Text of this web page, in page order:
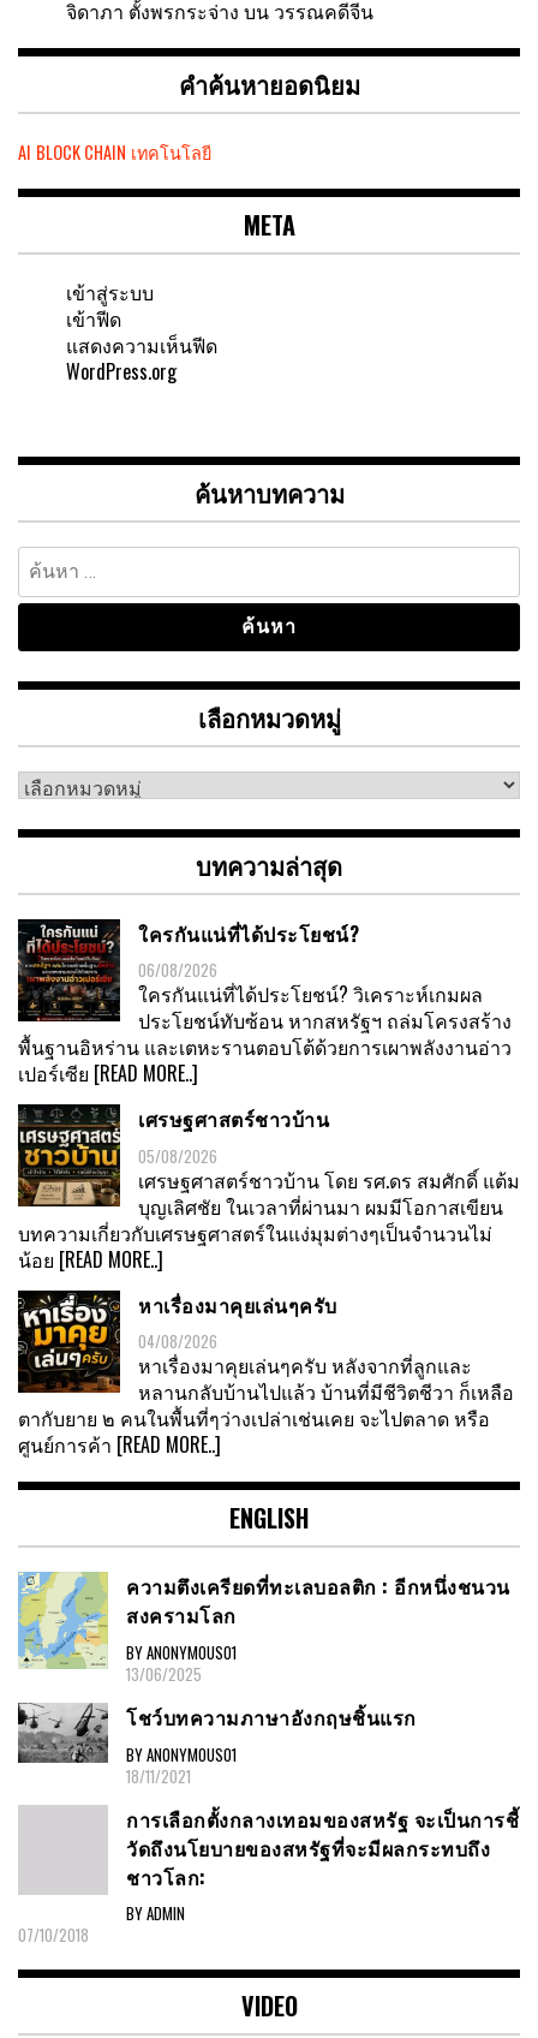
จิดาภา ตั้งพรกระจ่าง บน วรรณคดีจีน
คำค้นหายอดนิยม
AI BLOCK CHAIN เทคโนโลยี
META
เข้าสู่ระบบ
เข้าฟีด
แสดงความเห็นฟีด
WordPress.org
ค้นหาบทความ
ค้นหา
สำหรับ:
เลือกหมวดหมู่
เลือก
หมู่
บทความล่าสุด
ใครกันแน่ที่ได้ประโยชน์?
06/08/2026
ใครกันแน่ที่ได้ประโยชน์? วิเคราะห์เกมผล
ประโยชน์ทับซ้อน หากสหรัฐฯ ถล่มโครงสร้าง
พื้นฐานอิหร่าน และเตหะรานตอบโต้ด้วยการเผาพลังงานอ่าว
เปอร์เซีย [READ MORE..]
เศรษฐศาสตร์ชาวบ้าน
05/08/2026
เศรษฐศาสตร์ชาวบ้าน โดย รศ.ดร สมศักดิ์ แต้ม
บุญเลิศชัย ในเวลาที่ผ่านมา ผมมีโอกาสเขียน
บทความเกี่ยวกับเศรษฐศาสตร์ในแง่มุมต่างๆเป็นจำนวนไม่
น้อย [READ MORE..]
หาเรื่องมาคุยเล่นๆครับ
04/08/2026
หาเรื่องมาคุยเล่นๆครับ หลังจากที่ลูกและ
หลานกลับบ้านไปแล้ว บ้านที่มีชีวิตชีวา ก็เหลือ
ตากับยาย ๒ คนในพื้นที่ๆว่างเปล่าเช่นเคย จะไปตลาด หรือ
ศูนย์การค้า [READ MORE..]
ENGLISH
ความตึงเครียดที่ทะเลบอลติก : อีกหนึ่งชนวน
สงครามโลก
BY ANONYMOUS01
13/06/2025
โชว์บทความภาษาอังกฤษชิ้นแรก
BY ANONYMOUS01
18/11/2021
การเลือกตั้งกลางเทอมของสหรัฐ จะเป็นการชี้
วัดถึงนโยบายของสหรัฐที่จะมีผลกระทบถึง
ชาวโลก:
BY ADMIN
07/10/2018
VIDEO